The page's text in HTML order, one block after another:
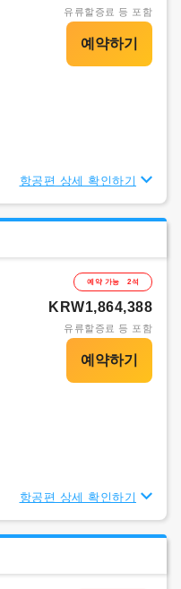
유류할증료 등 포함
항공편 상세 확인하기
예약 가능 2석
KRW1,864,388
유류할증료 등 포함
항공편 상세 확인하기